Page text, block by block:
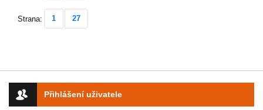
Přihlášení uživatele
Strana: 1 27